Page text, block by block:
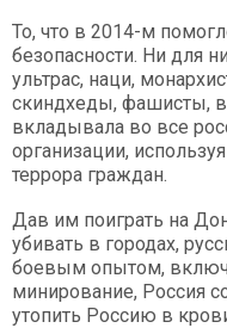
То, что в 2014-м
безопасности. Ни для
ультрас, наци,
скиндхеды, фашисты,
вкладывала во все
организации,
террора граждан.
Дав им поиграть на
убивать в городах,
боевым опытом,
минирование, Россия
утопить Россию в